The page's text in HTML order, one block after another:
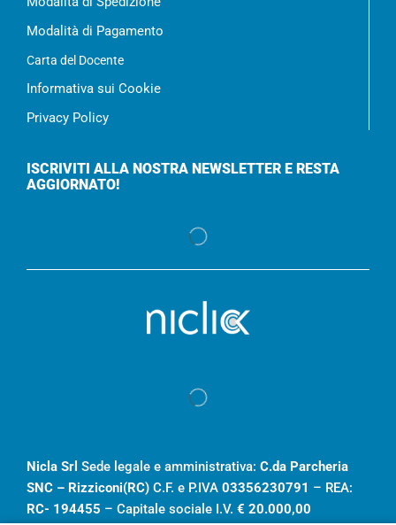
Modalità di Pagamento
Carta del Docente
Informativa sui Cookie
Privacy Policy
ISCRIVITI ALLA NOSTRA NEWSLETTER E RESTA
AGGIORNATO!
Nicla Srl Sede legale e amministrativa: C.da Parcheria
SNC – Rizziconi(RC) C.F. e P.IVA 03356230791 – REA:
RC- 194455 – Capitale sociale I.V. € 20.000,00